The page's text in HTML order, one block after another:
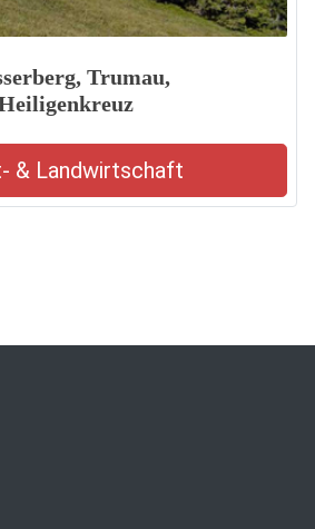
Trumau,
& Landwirtschaft